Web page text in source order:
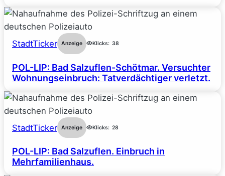
StadtTicker Anzeige Klicks: 38
POL-LIP: Bad Salzuflen-Schötmar. Versuchter
Wohnungseinbruch: Tatverdächtiger verletzt.
StadtTicker Anzeige Klicks: 28
POL-LIP: Bad Salzuflen. Einbruch in
Mehrfamilienhaus.